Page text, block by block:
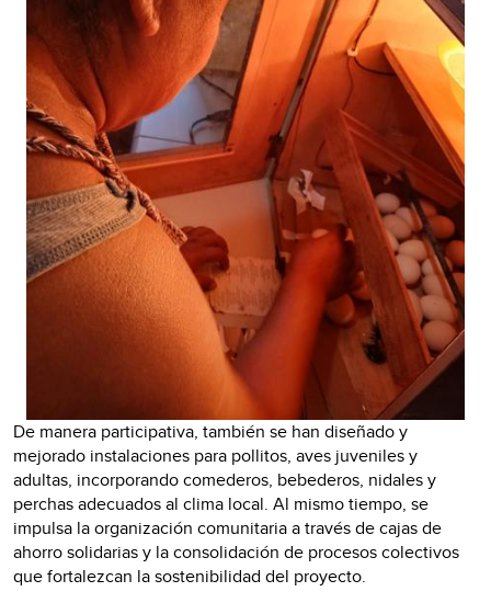
De manera participativa, también se han diseñado y
mejorado instalaciones para pollitos, aves juveniles y
adultas, incorporando comederos, bebederos, nidales y
perchas adecuados al clima local. Al mismo tiempo, se
impulsa la organización comunitaria a través de cajas de
ahorro solidarias y la consolidación de procesos colectivos
que fortalezcan la sostenibilidad del proyecto.